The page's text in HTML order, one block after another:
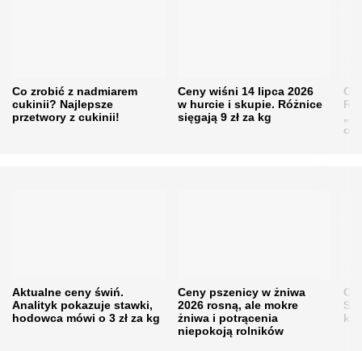
Co zrobić z nadmiarem
cukinii? Najlepsze
przetwory z cukinii!
Ceny wiśni 14 lipca 2026
w hurcie i skupie. Różnice
sięgają 9 zł za kg
Aktualne ceny świń.
Analityk pokazuje stawki,
hodowca mówi o 3 zł za kg
Ceny pszenicy w żniwa
2026 rosną, ale mokre
żniwa i potrącenia
niepokoją rolników